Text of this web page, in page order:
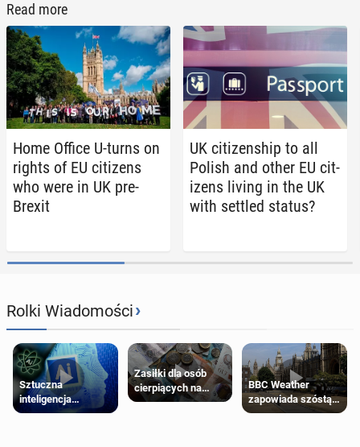
Read more
Home Office U-turns on
rights of EU cit­i­zens
who were in UK pre-
Brexit
UK cit­i­zen­ship to all
Polish and other EU cit­
i­zens living in the UK
with settled status?
Rolki Wiadomości›
Sztuczna
inteligencja
próbowała oszukać
Zasiłki dla osób
cierpiących na
schorzenia
BBC Weather
zapowiada szóstą
falę upałów w